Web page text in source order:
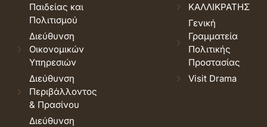
Παιδείας και
Πολιτισμού
Διεύθυνση
Οικονομικών
Υπηρεσιών
Διεύθυνση
Περιβάλλοντος
& Πρασίνου
Διεύθυνση
ΚΑΛΛΙΚΡΑΤΗΣ
Γενική
Γραμματεία
Πολιτικής
Προστασίας
Visit Drama